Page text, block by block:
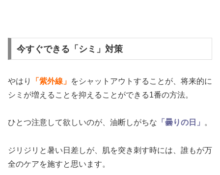
今すぐできる「シミ」対策
やはり 「紫外線」 をシャットアウトすることが、将来的に
シミが増えることを抑えることができる1番の方法。
ひとつ注意して欲しいのが、油断しがちな 「曇りの日」 。
ジリジリと暑い日差しが、肌を突き刺す時には、誰もが万
全のケアを施すと思います。